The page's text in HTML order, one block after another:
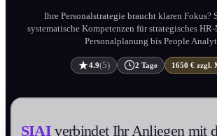
Ihre Personalstrategie braucht klaren Fokus?
systematische Kompetenzen für strategisches
Personal­planung bis People
4.9(5) 2 Tage 1650 € zzgl.
SIAIverbindet Ihr Anliegen mit